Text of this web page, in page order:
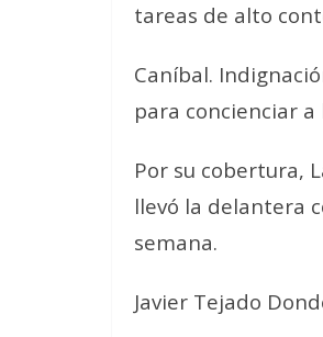
tareas de alto
Caníbal.
para concienciar
Por su cobertura,
llevó la delantera
semana.
Javier Tejado